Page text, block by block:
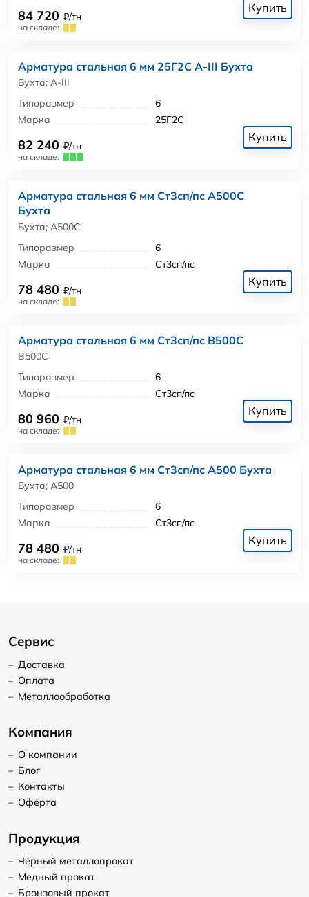
84 720 ₽/тн
на складе:
Купить
Арматура стальная 6 мм 25Г2С А-III Бухта
Бухта; А-III
Типоразмер
6
Марка
25Г2С
82 240 ₽/тн
на складе:
Купить
Арматура стальная 6 мм Ст3сп/пс А500С
Бухта
Бухта; А500С
Типоразмер
6
Марка
Ст3сп/пс
78 480 ₽/тн
на складе:
Купить
Арматура стальная 6 мм Ст3сп/пс В500С
В500С
Типоразмер
6
Марка
Ст3сп/пс
80 960 ₽/тн
на складе:
Купить
Арматура стальная 6 мм Ст3сп/пс А500 Бухта
Бухта; А500
Типоразмер
6
Марка
Ст3сп/пс
78 480 ₽/тн
на складе:
Купить
Сервис
– Доставка
– Оплата
– Металлообработка
Компания
– О компании
– Блог
– Контакты
– Офёрта
Продукция
– Чёрный металлопрокат
– Медный прокат
– Бронзовый прокат